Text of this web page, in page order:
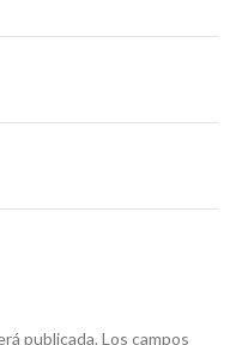
publicada. Los campos